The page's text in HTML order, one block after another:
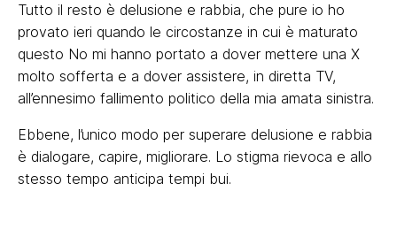
Tutto il resto è delusione e rabbia, che pure io ho
provato ieri quando le circostanze in cui è maturato
questo No mi hanno portato a dover mettere una X
molto sofferta e a dover assistere, in diretta TV,
all’ennesimo fallimento politico della mia amata sinistra.
Ebbene, l’unico modo per superare delusione e rabbia
è dialogare, capire, migliorare. Lo stigma rievoca e allo
stesso tempo anticipa tempi bui.